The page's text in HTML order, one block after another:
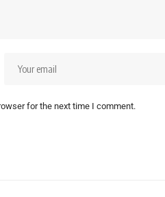
for the next time I comment.